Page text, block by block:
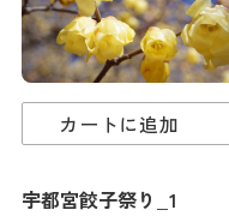
カートに追加
宇都宮餃子祭り_1